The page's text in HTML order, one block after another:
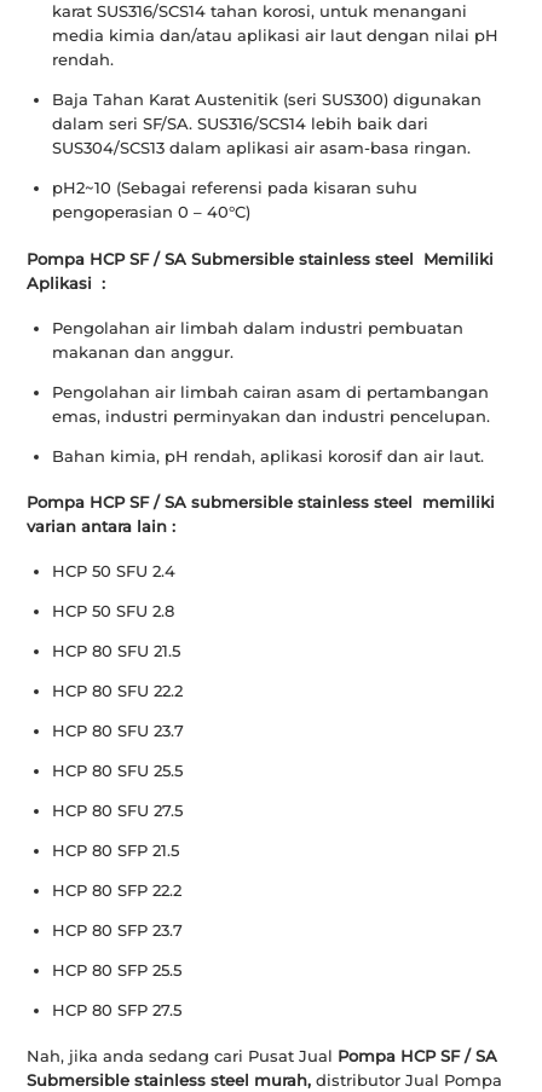
karat SUS316/SCS14 tahan korosi, untuk menangani
media kimia dan/atau aplikasi air laut dengan nilai pH
rendah.
Baja Tahan Karat Austenitik (seri SUS300) digunakan
dalam seri SF/SA. SUS316/SCS14 lebih baik dari
SUS304/SCS13 dalam aplikasi air asam-basa ringan.
pH2~10 (Sebagai referensi pada kisaran suhu
pengoperasian 0 – 40°C)
Pompa HCP SF / SA Submersible stainless steel Memiliki
Aplikasi :
Pengolahan air limbah dalam industri pembuatan
makanan dan anggur.
Pengolahan air limbah cairan asam di pertambangan
emas, industri perminyakan dan industri pencelupan.
Bahan kimia, pH rendah, aplikasi korosif dan air laut.
Pompa HCP SF / SA submersible stainless steel memiliki
varian antara lain :
HCP 50 SFU 2.4
HCP 50 SFU 2.8
HCP 80 SFU 21.5
HCP 80 SFU 22.2
HCP 80 SFU 23.7
HCP 80 SFU 25.5
HCP 80 SFU 27.5
HCP 80 SFP 21.5
HCP 80 SFP 22.2
HCP 80 SFP 23.7
HCP 80 SFP 25.5
HCP 80 SFP 27.5
Nah, jika anda sedang cari Pusat Jual Pompa HCP SF / SA
Submersible stainless steel murah,distributor Jual Pompa